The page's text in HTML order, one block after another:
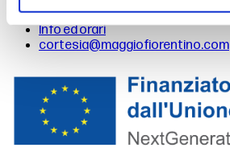
Info ed orari
cortesia@maggiofiorentino.com